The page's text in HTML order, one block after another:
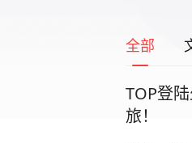
全部
TOP登
旅！